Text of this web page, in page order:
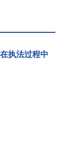
执法过程中